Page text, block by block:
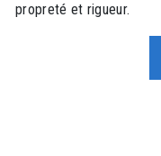
propreté et rigueur.